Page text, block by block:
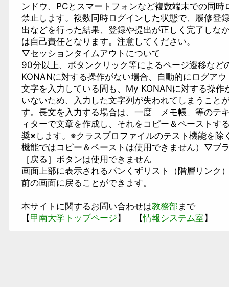
ンドウ、PCとスマートフォンなど複数端末での同時
禁止します。複数同時ログインした状態で、履修登
出などを行った結果、登録や提出が正しく完了しな
は自己責任となります。注意してください。
▽セッションタイムアウトについて
90分以上、ボタンクリック等によるページ遷移など
KONANに対する操作がない場合、自動的にログア
文字を入力している間も、My KONANに対する操作
いないため、入力した文字列が失われてしまうこと
す。長文を入力する場合は、一度「メモ帳」等のテ
ィターで文章を作成し、それをコピー＆ペーストす
奨※します。※クラスプロファイルのテスト機能を除
機能ではコピー＆ペーストは使用できません）▽ブ
［戻る］ボタンは使用できません
画面上部に表示されるパンくずリスト（階層リンク
前の画面に戻ることができます。
本サイトに関するお問い合わせは教務部まで
【甲南大学トップページ】 【情報システム室】